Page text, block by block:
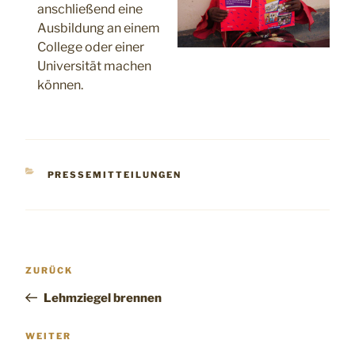
anschließend eine
Ausbildung an einem
College oder einer
Universität machen
können.
KATEGORIEN
PRESSEMITTEILUNGEN
Vorheriger
ZURÜCK
Lehmziegel brennen
Nächster
WEITER